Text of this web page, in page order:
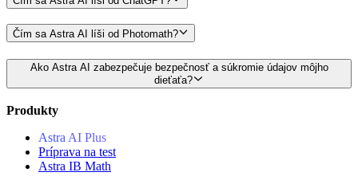
Čím sa Astra AI líši od Photomath?
Ako Astra AI zabezpečuje bezpečnosť a súkromie údajov môjho
dieťaťa?
Produkty
Astra AI Plus
Príprava na test
Astra IB Math